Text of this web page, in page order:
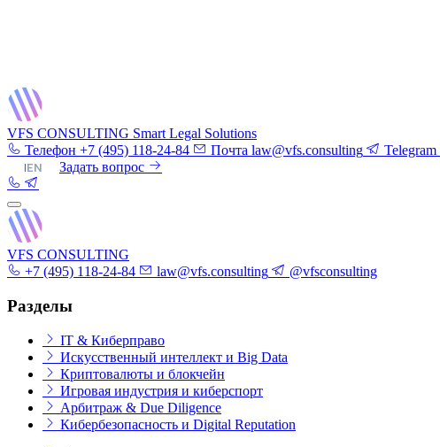
VFS CONSULTING Smart Legal Solutions
Телефон +7 (495) 118-24-84 Почта law@vfs.consulting Telegram
|EN Задать вопрос
VFS CONSULTING
+7 (495) 118-24-84
law@vfs.consulting @vfsconsulting
Разделы
IT & Киберправо
Искусственный интеллект и Big Data
Криптовалюты и блокчейн
Игровая индустрия и киберспорт
Арбитраж & Due Diligence
Кибербезопасность и Digital Reputation